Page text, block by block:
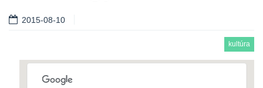
2015-08-10
kultúra